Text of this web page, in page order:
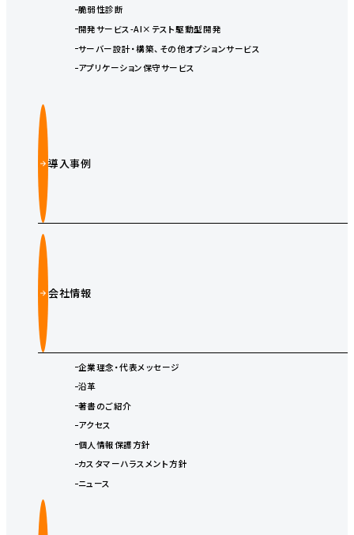
脆弱性診断
開発サービス-AI×テスト駆動型開発
サーバー設計・構築、その他オプションサービス
アプリケーション保守サービス
導入事例
会社情報
企業理念・代表メッセージ
沿革
著書のご紹介
アクセス
個人情報保護方針
カスタマーハラスメント方針
ニュース